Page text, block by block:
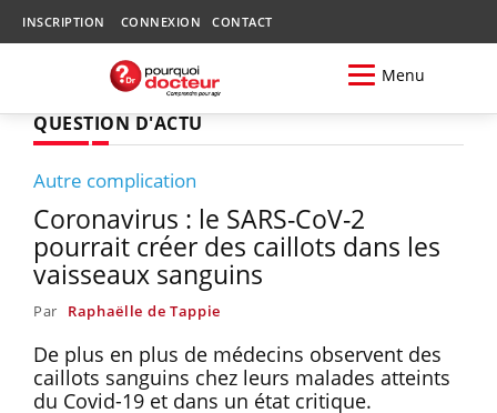
INSCRIPTION CONNEXION CONTACT
Menu
QUESTION D'ACTU
Autre complication
Coronavirus : le SARS-CoV-2
pourrait créer des caillots dans les
vaisseaux sanguins
Par Raphaëlle de Tappie
De plus en plus de médecins observent des
caillots sanguins chez leurs malades atteints
du Covid-19 et dans un état critique.